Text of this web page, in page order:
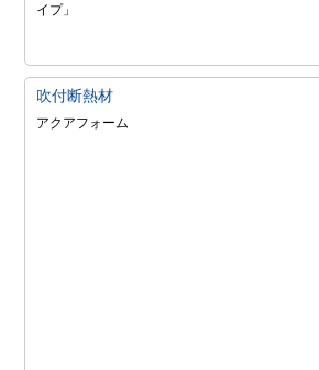
イプ」
吹付断熱材
アクアフォーム